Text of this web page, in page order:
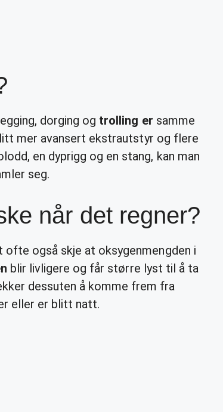
dorging og trolling er samme
mer avansert ekstrautstyr og flere
en dyprigg og en stang, kan man
seg.
når det regner?
også skje at oksygenmengden i
blir livligere og får større lyst til å ta
dessuten å komme frem fra
eller er blitt natt.